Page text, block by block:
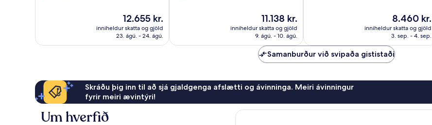
Verðið
er
12.655 kr.
12.655 kr.
inniheldur skatta og gjöld
23. ágú. - 24. ágú.
Verðið
er
11.138 kr.
11.138 kr.
inniheldur skatta og gjöld
9. ágú. - 10. ágú.
Verðið
er
8.460 kr.
8.460 kr.
inniheldur skatta og gjöld
3. sep. - 4. sep.
Samanburður við svipaða gististaði
Skráðu þig inn til að sjá gjaldgenga afslætti og ávinninga. Meiri ávinningur
fyrir meiri ævintýri!
Um hverfið